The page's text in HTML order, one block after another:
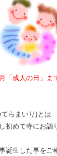
「成人の日」ま
てらまいり)とは
初めて寺にお詣
誕生した事をご